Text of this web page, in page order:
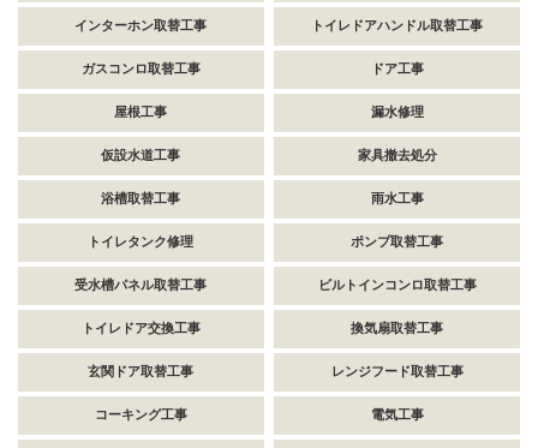
インターホン取替工事 トイレドアハンドル取替工事
ガスコンロ取替工事 ドア工事
屋根工事 漏水修理
仮設水道工事 家具撤去処分
浴槽取替工事 雨水工事
トイレタンク修理 ポンプ取替工事
受水槽パネル取替工事 ビルトインコンロ取替工事
トイレドア交換工事 換気扇取替工事
玄関ドア取替工事 レンジフード取替工事
コーキング工事 電気工事